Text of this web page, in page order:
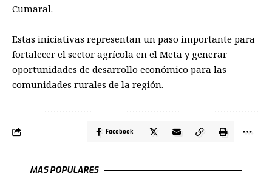
Cumaral.
Estas iniciativas representan un paso importante para
fortalecer el sector agrícola en el Meta y generar
oportunidades de desarrollo económico para las
comunidades rurales de la región.
Facebook
MAS POPULARES